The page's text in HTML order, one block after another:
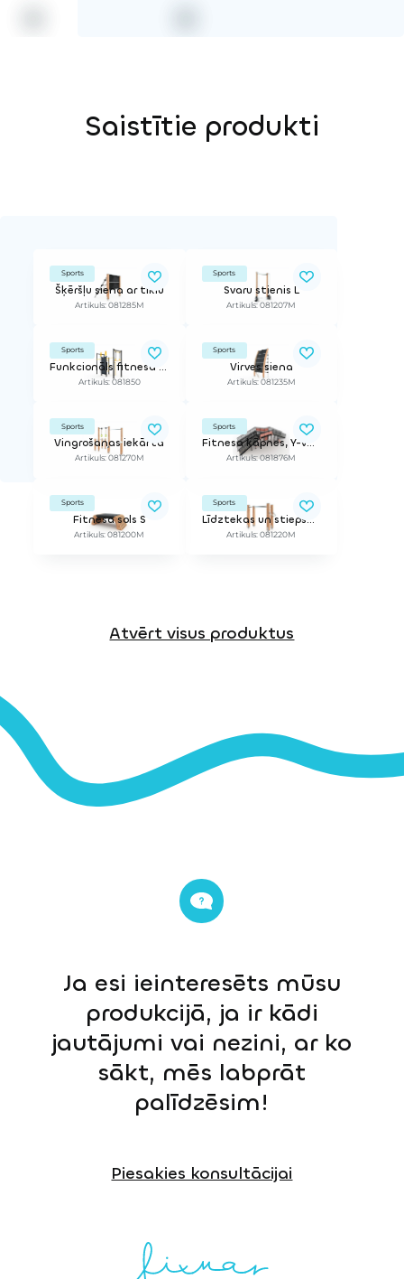
Saistītie produkti
Sports
Šķēršļu siena ar tīklu
Artikuls: 081285M
Sports
Svaru stienis L
Artikuls: 081207M
Sports
Funkcionāls fitnesa rāmis S
Artikuls: 081850
Sports
Virves siena
Artikuls: 081235M
Sports
Vingrošanas iekārta
Artikuls: 081270M
Sports
Fitnesa kāpnes, Y-veida modelis, kreisās puses versija
Artikuls: 081876M
Sports
Fitnesa sols S
Artikuls: 081200M
Sports
Līdztekas un stiepšanās stienis
Artikuls: 081220M
Atvērt visus produktus
Ja esi ieinteresēts mūsu
produkcijā, ja ir kādi
jautājumi vai nezini, ar ko
sākt, mēs labprāt
palīdzēsim!
Piesakies konsultācijai